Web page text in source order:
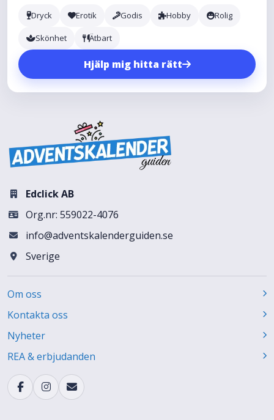
Dryck Erotik Godis Hobby Rolig
Skönhet Ätbart
Hjälp mig hitta rätt
Edclick AB
Org.nr: 559022-4076
info@adventskalenderguiden.se
Sverige
Om oss
Kontakta oss
Nyheter
REA & erbjudanden